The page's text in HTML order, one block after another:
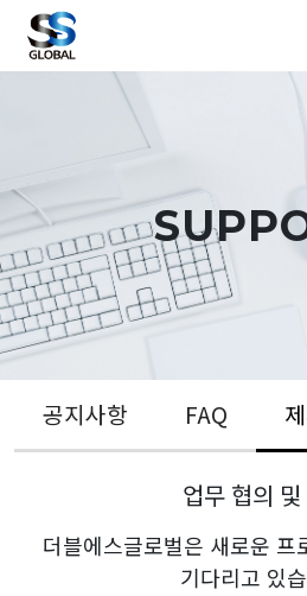
공지사항 FAQ
업무 협의 및
더블에스글로벌은 새로운 프
기다리고 있